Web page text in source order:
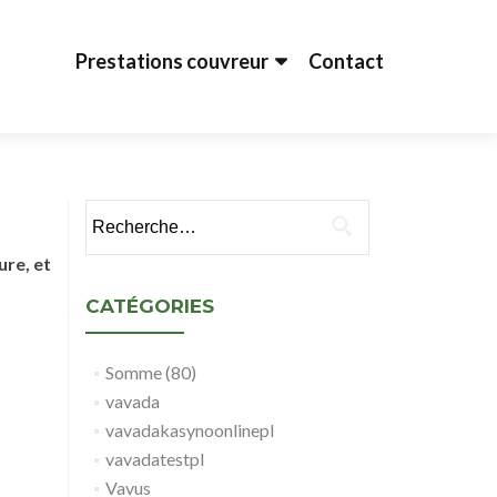
Prestations couvreur Contact
et
CATÉGORIES
Somme (80)
vavada
vavadakasynoonlinepl
vavadatestpl
Vavus